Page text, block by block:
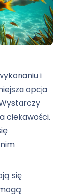
i
opcja
ciekawości.
się